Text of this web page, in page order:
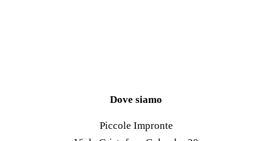
Le
possono
Dove siamo
Piccole Impronte